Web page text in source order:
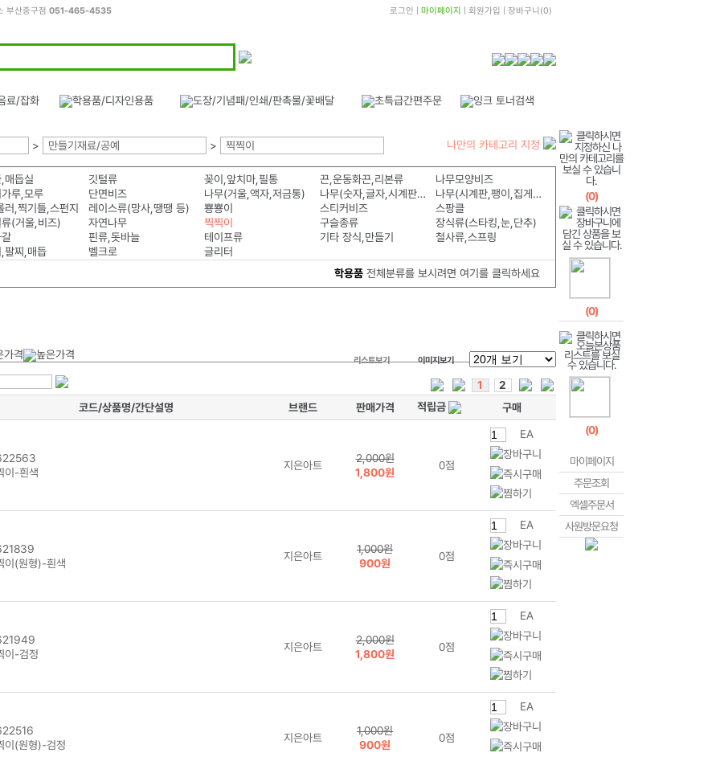
부산중구점 051-465-4535 로그인 마이페이지 회원가입 장바구니 (0)
> 만들기재료/공예 > 찍찍이 나만의 카테고리 지정
매듭실 깃털류 꽂이,앞치마,필통 끈,운동화끈,리본류
나무모양비즈
루,모루
단면비즈 나무(거울,액자,저금통) 나무(숫자,글자,시계판,알파벳)
나무(시계판,팽이,집게,모형)
러,찍기틀,스펀지
레이스류(망사,땡땡 등) 뿅뿅이 스티커비즈
스팡클
(거울,비즈)
자연나무 찍찍이 구슬종류
장식류(스타킹,눈,단추)
핀류,돗바늘 테이프류 기타 장식,만들기
철사류,스프링
팔찌,매듭
벨크로
글리터
학용품전체분류를 보시려면 여기를 클릭하세요
리스트보기 이미지보기
1
2
코드/상품명/간단설명 브랜드 판매가격 적립금 구매
이-흰색
지은아트
2,000원
1,800원
0점
EA
이(원형)-흰색
지은아트
1,000원
900원
0점
EA
이-검정
지은아트
2,000원
1,800원
0점
EA
이(원형)-검정
지은아트
1,000원
900원
0점
EA
(0)
(0)
(0)
마이페이지
주문조회
엑셀주문서
사원방문요청